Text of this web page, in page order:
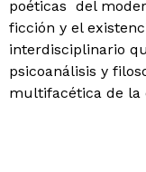
poéticas del
ficción y el
interdisciplinario
psicoanálisis y
multifacética de la